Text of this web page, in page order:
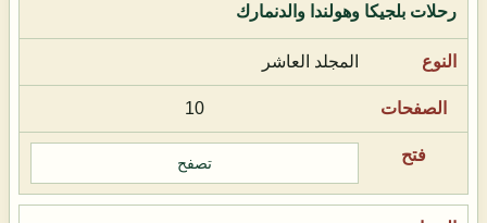
رحلات بلجيكا وهولندا والدنمارك
المجلد العاشر
10
تصفح